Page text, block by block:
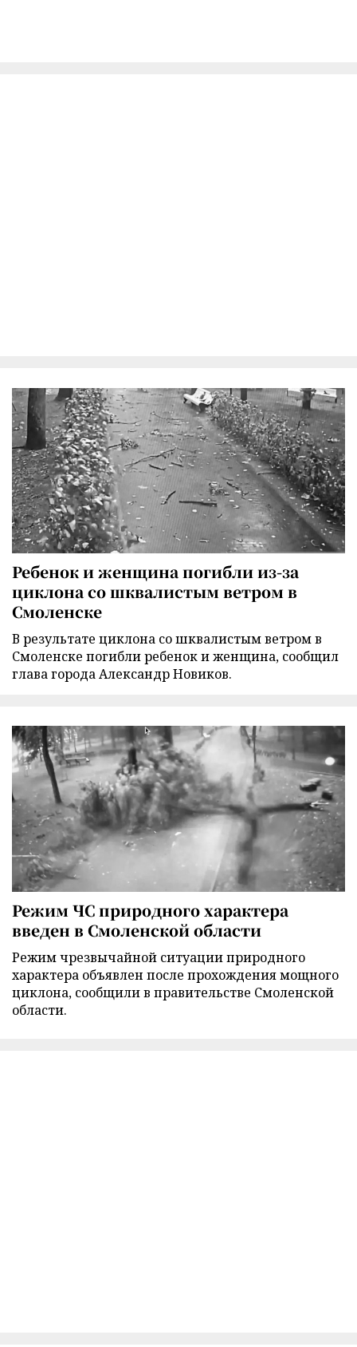
Ребенок и женщина погибли из-за
циклона со шквалистым ветром в
Смоленске
В результате циклона со шквалистым ветром в
Смоленске погибли ребенок и женщина, сообщил
глава города Александр Новиков.
Режим ЧС природного характера
введен в Смоленской области
Режим чрезвычайной ситуации природного
характера объявлен после прохождения мощного
циклона, сообщили в правительстве Смоленской
области.